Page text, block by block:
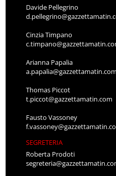
Davide Pellegrino
Cinzia Timpano
Arianna Papalia
a.papalia@gazzettamatin.com
Thomas Piccot
t.piccot@gazzettamatin.com
Fausto Vassoney
SEGRETERIA
Roberta Prodoti